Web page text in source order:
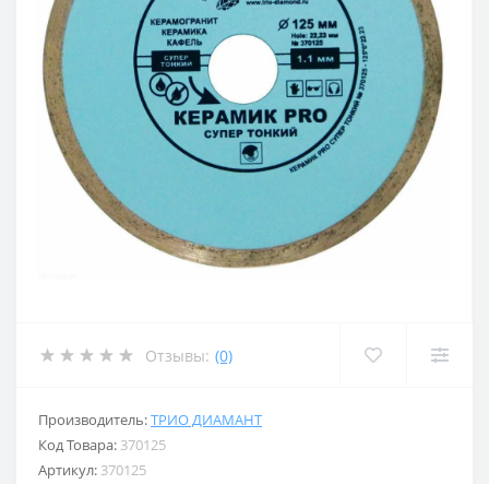
Отзывы: (0)
Производитель:ТРИО ДИАМАНТ
Код Товара: 370125
Артикул: 370125